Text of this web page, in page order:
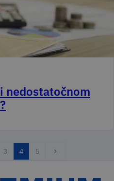
nedostatočnom
Page
3 Aktuálna
stránka
4 Page
5